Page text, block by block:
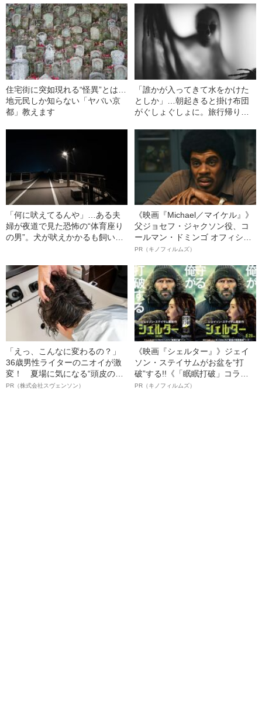
住宅街に突如現れる“怪異”とは…
地元民しか知らない「ヤバい京
都」教えます
「誰かが入ってきて水をかけた
としか」…朝起きると掛け布団
がぐしょぐしょに。旅行帰りの
「何に吠えてるんや」…ある夫
婦が夜道で見た恐怖の“体育座り
の男”。犬が吠えかかるも飼い主
《映画『Michael／マイケル』》
父ジョセフ・ジャクソン役、コ
ールマン・ドミンゴ オフィシャ
ルインタビュー“観客を魅了した
語る”《日本興収70億円突破》
PR（キノフィルムズ）
「えっ、こんなに変わるの？」
36歳男性ライターのニオイが激
変！ 夏場に気になる“頭皮のニ
オイ”や“ベタつき”を解消す
PR（株式会社スヴェンソン）
《映画『シェルター』》ジェイ
ソン・ステイサムがお盆を“打
破”する!!《「眠眠打破」コラ
ボ》
PR（キノフィルムズ）